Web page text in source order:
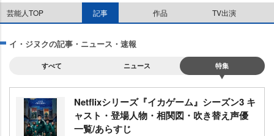
芸能人TOP 記事 作品 TV出演
イ・ジヌクの記事・ニュース・速報
すべて ニュース 特集
Netflixシリーズ『イカゲーム』シーズン3 キ
ャスト・登場人物・相関図・吹き替え声優
一覧/あらすじ